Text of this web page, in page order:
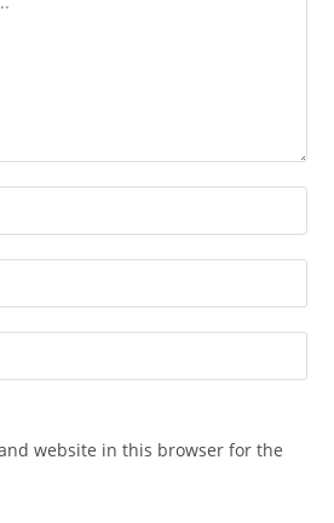
website in this browser for the